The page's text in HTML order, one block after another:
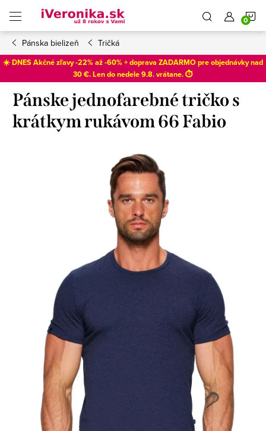
obsah
Pánska bielizeň Tričká
☀️ DNES Akčné zľavy -22% až -60% + doprava ZADARMO pre objednávky nad
30 €. Len donedele 9.8. vrátane. ⏱️
Pánske jednofarebné tričko s
krátkym rukávom 66 Fabio